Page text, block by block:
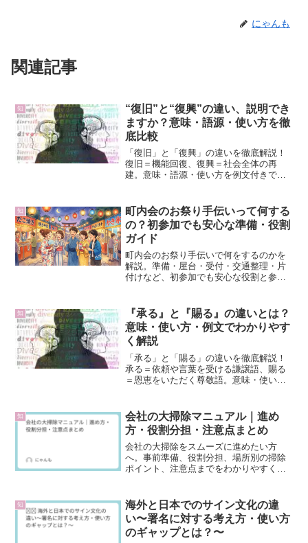
にゃんも
関連記事
知
“復旧”と“復興”の違い、説明でき
ますか？意味・語源・使い方を徹
底比較
「復旧」と「復興」の違いを徹底解説！
復旧＝機能回復、復興＝社会全体の再
建。意味・語源・使い方を例文付きで比
知
町内会のお祭り手伝いって何する
の？初参加でも安心な準備・役割
ガイド
町内会のお祭り手伝いで何をするのかを
解説。準備・屋台・受付・交通整理・片
付けなど、初参加でも安心な役割と参加
知
『承る』と『賜る』の違いとは？
意味・使い方・例文でわかりやす
く解説
「承る」と「賜る」の違いを徹底解説！
承る＝依頼や言葉を受ける謙譲語、賜る
＝恩恵をいただく尊敬語。意味・使い
知
会社の大掃除マニュアル｜進め
方・役割分担・注意点まとめ
会社の大掃除をスムーズに進めたい方
へ。事前準備、役割分担、場所別の掃除
ポイント、注意点までをわかりやすく解
完全ガイドです。
知
海外と日本でのサイン文化の違
い〜署名に対する考え方・使い方
のギャップとは？〜